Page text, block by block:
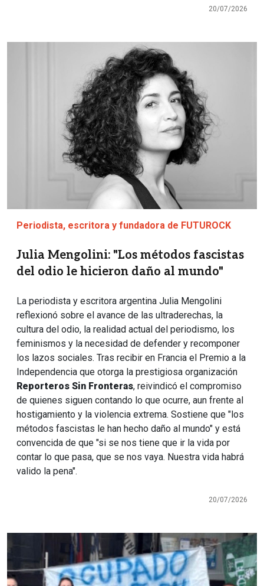
20/07/2026
Periodista, escritora y fundadora de FUTUROCK
Julia Mengolini: "Los métodos fascistas
del odio le hicieron daño al mundo"
La periodista y escritora argentina Julia Mengolini
reflexionó sobre el avance de las ultraderechas, la
cultura del odio, la realidad actual del periodismo, los
feminismos y la necesidad de defender y recomponer
los lazos sociales. Tras recibir en Francia el Premio a la
Independencia que otorga la prestigiosa organización
Reporteros Sin Fronteras, reivindicó el compromiso
de quienes siguen contando lo que ocurre, aun frente al
hostigamiento y la violencia extrema. Sostiene que "los
métodos fascistas le han hecho daño al mundo" y está
convencida de que "si se nos tiene que ir la vida por
contar lo que pasa, que se nos vaya. Nuestra vida habrá
valido la pena".
20/07/2026